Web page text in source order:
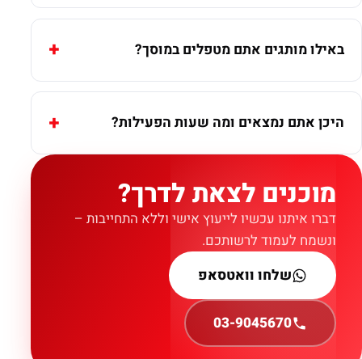
באילו מותגים אתם מטפלים במוסך?
היכן אתם נמצאים ומה שעות הפעילות?
מוכנים לצאת לדרך?
דברו איתנו עכשיו לייעוץ אישי וללא התחייבות –
ונשמח לעמוד לרשותכם.
שלחו וואטסאפ
03-9045670